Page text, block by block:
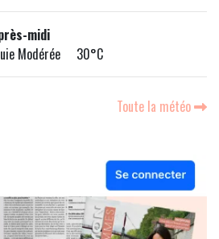
midi
Modérée 30°C
Toute la météo